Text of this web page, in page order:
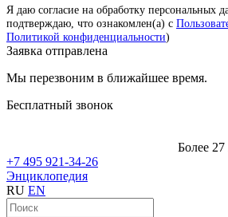
Я даю согласие на обработку персональных
подтверждаю, что ознакомлен(а) с
Политикой конфиденциальности)
Заявка отправлена
Мы перезвоним в ближайшее время.
Бесплатный звонок
Более
+7 495 921-34-26
Энциклопедия
RU EN